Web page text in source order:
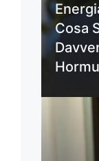
Cosa